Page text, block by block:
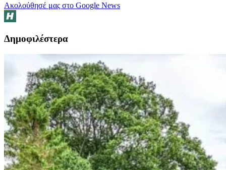
Ακολούθησέ μας στο Google News
Δημοφιλέστερα